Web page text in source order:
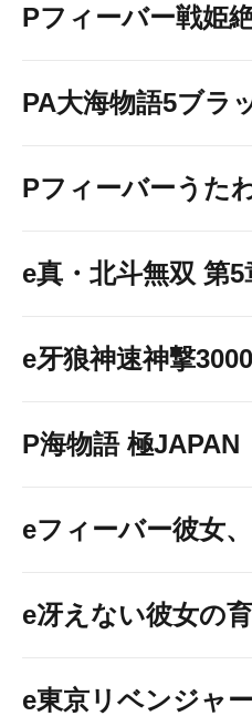
Pフィーバー戦姫
PA大海物語5ブラ
Pフィーバーうた
e真・北斗無双 第
e牙狼神速神撃
P海物語 極JAPAN
eフィーバー彼女
e冴えない彼女の
e東京リベンジャ